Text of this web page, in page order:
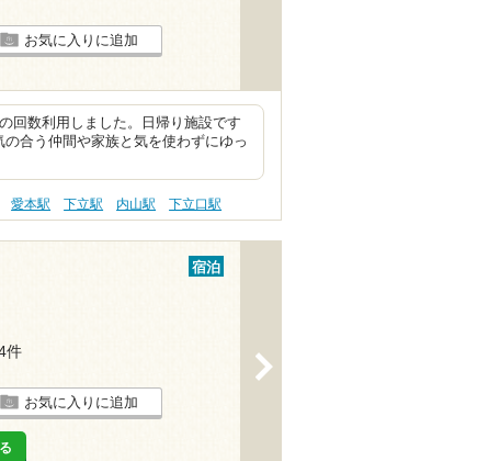
お気に入りに追加
回数利用しました。日帰り施設です
合う仲間や家族と気を使わずにゆっ
愛本駅 下立駅 内山駅 下立口駅
宿泊
件
お気に入りに追加